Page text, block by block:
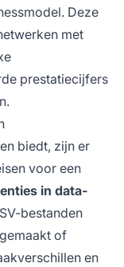
Deze
met
prestatiecijfers
biedt, zijn er
voor een
in data-
bestanden
of
en